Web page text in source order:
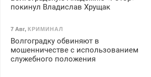
покинул Владислав Хрущак
7 Авг, КРИМИНАЛ
Волгоградку обвиняют в
мошенничестве с использованием
служебного положения